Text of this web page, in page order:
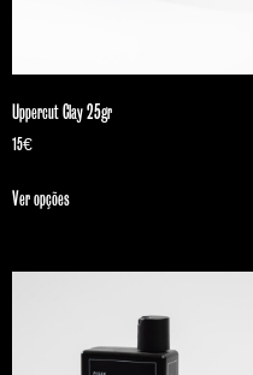
Uppercut Clay 25gr
15€
Ver opções